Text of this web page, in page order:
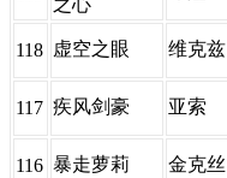
之心
118 虚空之眼 维克兹
117 疾风剑豪 亚索
116 暴走萝莉 金克丝